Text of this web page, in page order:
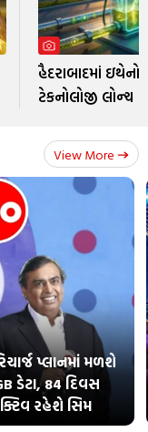
હૈદરાબાદમાં
ટેકનોલોજી લોન્ચ
View More
પ્લાનમાં મળશે
ડેટા, 84 દિવસ
રહેશે સિમ